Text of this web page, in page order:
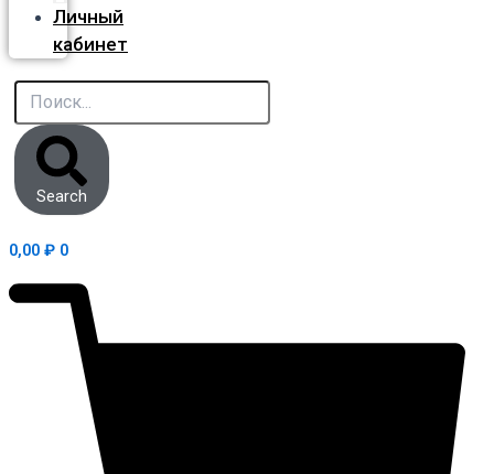
Личный
кабинет
Search
0,00 ₽ 0